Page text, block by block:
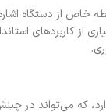
خاص از دستگاه